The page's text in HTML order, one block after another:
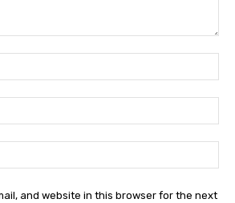
and website in this browser for the next